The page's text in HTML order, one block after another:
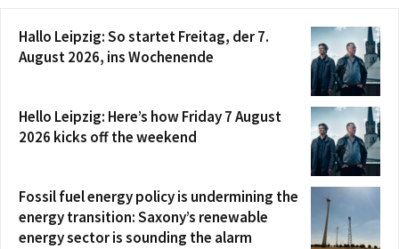
Hallo Leipzig: So startet Freitag, der 7.
August 2026, ins Wochenende
Hello Leipzig: Here’s how Friday 7 August
2026 kicks off the weekend
Fossil fuel energy policy is undermining the
energy transition: Saxony’s renewable
energy sector is sounding the alarm